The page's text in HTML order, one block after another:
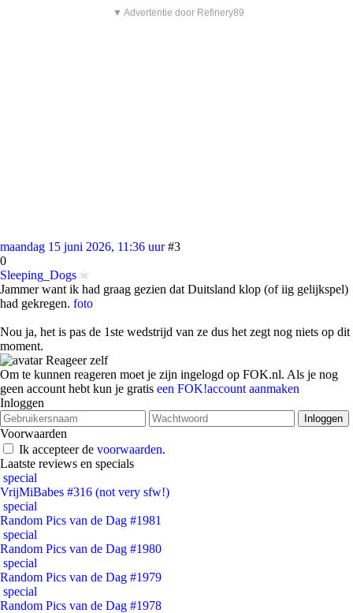
▼ Advertentie door Refinery89
maandag 15 juni 2026, 11:36 uur #3
0
Sleeping_Dogs
Jammer want ik had graag gezien dat Duitsland klop (of iig gelijkspel)
had gekregen. foto
Nou ja, het is pas de 1ste wedstrijd van ze dus het zegt nog niets op dit
moment.
Reageer zelf
Om te kunnen reageren moet je zijn ingelogd op FOK.nl. Als je nog
geen account hebt kun je gratis een FOK!account aanmaken
Inloggen
Voorwaarden
Ik accepteer de voorwaarden.
Laatste reviews en specials
special
VrijMiBabes #316 (not very sfw!)
special
Random Pics van de Dag #1981
special
Random Pics van de Dag #1980
special
Random Pics van de Dag #1979
special
Random Pics van de Dag #1978